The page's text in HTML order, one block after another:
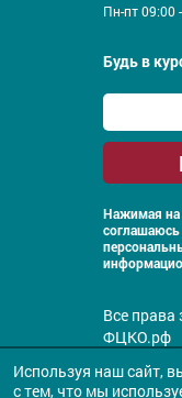
Пн-пт 09:00
Будь в
Нажимая на
соглашаюсь
Все
ФЦКО.рф
Используя наш сайт,
с тем, что мы